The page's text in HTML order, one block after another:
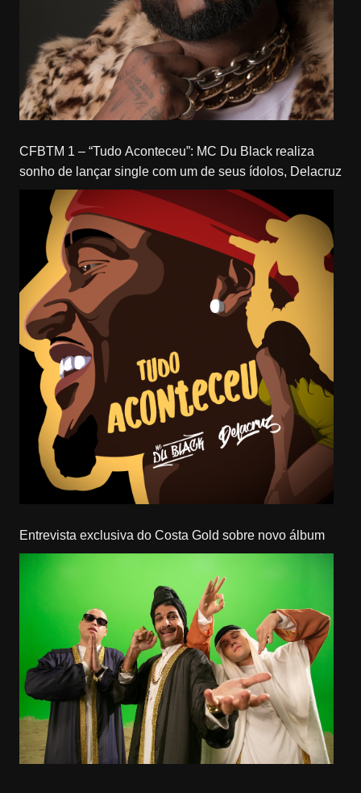
CFBTM 1 – “Tudo Aconteceu”: MC Du Black realiza
sonho de lançar single com um de seus ídolos, Delacruz
Entrevista exclusiva do Costa Gold sobre novo álbum